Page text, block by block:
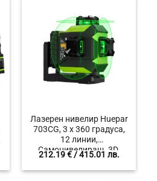
Лазерен нивелир Huepar
703CG, 3 х 360 градуса,
12 линии,
Самонивелиращ, 3D,
Куфар
212.19€/ 415.01 лв.